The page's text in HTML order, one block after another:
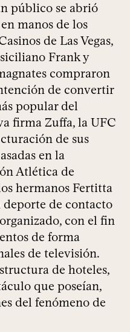
público se abrió
manos de los
de Las Vegas,
Frank y
compraron
de convertir
popular del
firma Zuffa, la UFC
de sus
en la
Atlética de
hermanos Fertitta
de contacto
con el fin
de forma
de televisión.
de hoteles,
que poseían,
del fenómeno de